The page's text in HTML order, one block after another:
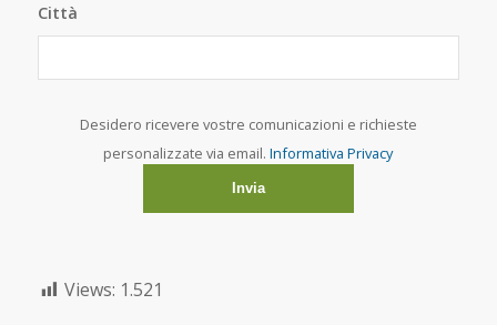
Città
Desidero ricevere vostre comunicazioni e richieste
personalizzate via email.Informativa Privacy
Views: 1.521